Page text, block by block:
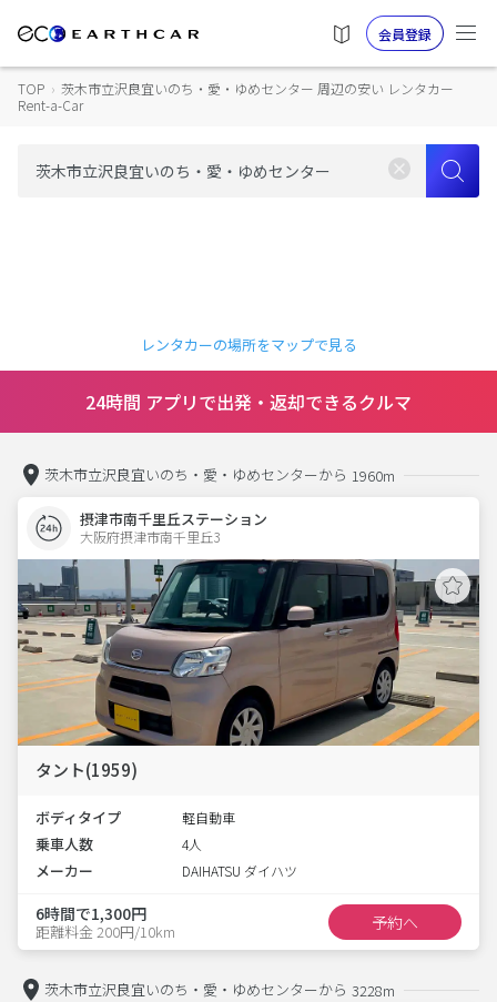
会員登録
TOP › 茨木市立沢良宜いのち・愛・ゆめセンター 周辺の安い レンタカー
Rent-a-Car
レンタカーの場所をマップで見る
24時間 アプリで出発・返却できるクルマ
茨木市立沢良宜いのち・愛・ゆめセンターから 1960m
摂津市南千里丘ステーション
大阪府摂津市南千里丘3
タント(1959)
ボディタイプ 軽自動車
乗車人数 4人
メーカー DAIHATSU ダイハツ
6時間で1,300円
距離料金 200円/10km 予約へ
茨木市立沢良宜いのち・愛・ゆめセンターから 3228m